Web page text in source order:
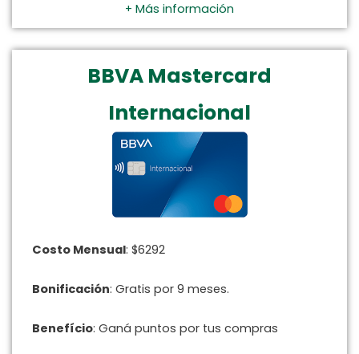
+ Más información
BBVA Mastercard
Internacional
Costo Mensual: $6292
Bonificación: Gratis por 9 meses.
Benefício: Ganá puntos por tus compras